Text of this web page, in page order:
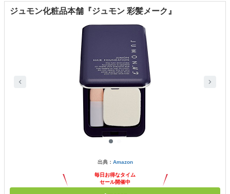
ジュモン化粧品本舗『ジュモン 彩髪メーク』
出典： Amazon
毎日お得なタイム
セール開催中